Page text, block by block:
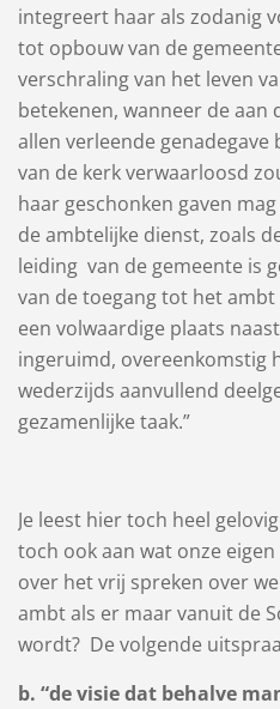
integreert haar als zodanig
tot opbouw van de
verschraling van het leven
betekenen, wanneer de aan
allen verleende
van de kerk verwaarloosd
haar geschonken gaven
de ambtelijke dienst, zoals
leiding van de gemeente is
van de toegang tot het
een volwaardige plaats
ingeruimd, overeenkomstig
wederzijds aanvullend
gezamenlijke taak.”
Je leest hier toch heel
toch ook aan wat onze
over het vrij spreken over
ambt als er maar vanuit de
wordt? De volgende
b. “de visie dat behalve